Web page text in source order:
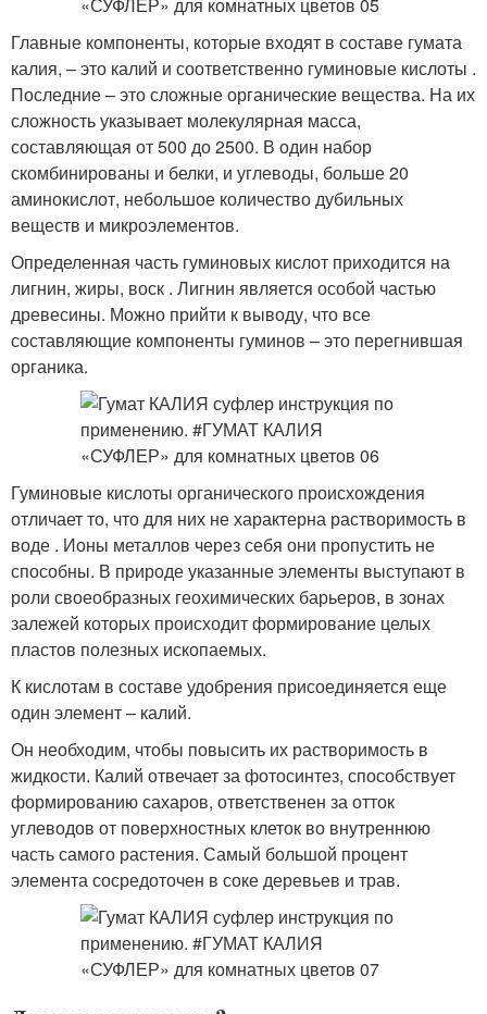
Главные компоненты, которые входят в составе гумата
калия, – это калий и соответственно гуминовые кислоты .
Последние – это сложные органические вещества. На их
сложность указывает молекулярная масса,
составляющая от 500 до 2500. В один набор
скомбинированы и белки, и углеводы, больше 20
аминокислот, небольшое количество дубильных
веществ и микроэлементов.
Определенная часть гуминовых кислот приходится на
лигнин, жиры, воск . Лигнин является особой частью
древесины. Можно прийти к выводу, что все
составляющие компоненты гуминов – это перегнившая
органика.
Гуминовые кислоты органического происхождения
отличает то, что для них не характерна растворимость в
воде . Ионы металлов через себя они пропустить не
способны. В природе указанные элементы выступают в
роли своеобразных геохимических барьеров, в зонах
залежей которых происходит формирование целых
пластов полезных ископаемых.
К кислотам в составе удобрения присоединяется еще
один элемент – калий.
Он необходим, чтобы повысить их растворимость в
жидкости. Калий отвечает за фотосинтез, способствует
формированию сахаров, ответственен за отток
углеводов от поверхностных клеток во внутреннюю
часть самого растения. Самый большой процент
элемента сосредоточен в соке деревьев и трав.